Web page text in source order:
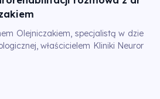
Olejniczakiem, specjalistą w dzie
właścicielem Kliniki Neuror